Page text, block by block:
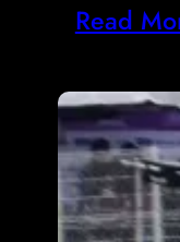
Read